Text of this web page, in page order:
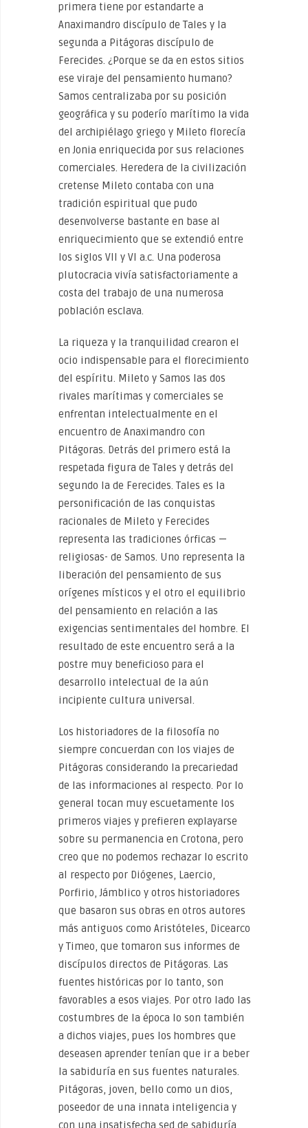
primera tiene por estandarte a
Anaximandro discípulo de Tales y la
segunda a Pitágoras discípulo de
Ferecides. ¿Porque se da en estos sitios
ese viraje del pensamiento humano?
Samos centralizaba por su posición
geográfica y su poderío marítimo la vida
del archipiélago griego y Mileto florecía
en Jonia enriquecida por sus relaciones
comerciales. Heredera de la civilización
cretense Mileto contaba con una
tradición espiritual que pudo
desenvolverse bastante en base al
enriquecimiento que se extendió entre
los siglos VII y VI a.c. Una poderosa
plutocracia vivía satisfactoriamente a
costa del trabajo de una numerosa
población esclava.
La riqueza y la tranquilidad crearon el
ocio indispensable para el florecimiento
del espíritu. Mileto y Samos las dos
rivales marítimas y comerciales se
enfrentan intelectualmente en el
encuentro de Anaximandro con
Pitágoras. Detrás del primero está la
respetada figura de Tales y detrás del
segundo la de Ferecides. Tales es la
personificación de las conquistas
racionales de Mileto y Ferecides
representa las tradiciones órficas —
religiosas- de Samos. Uno representa la
liberación del pensamiento de sus
orígenes místicos y el otro el equilibrio
del pensamiento en relación a las
exigencias sentimentales del hombre. El
resultado de este encuentro será a la
postre muy beneficioso para el
desarrollo intelectual de la aún
incipiente cultura universal.
Los historiadores de la filosofía no
siempre concuerdan con los viajes de
Pitágoras considerando la precariedad
de las informaciones al respecto. Por lo
general tocan muy escuetamente los
primeros viajes y prefieren explayarse
sobre su permanencia en Crotona, pero
creo que no podemos rechazar lo escrito
al respecto por Diógenes, Laercio,
Porfirio, Jámblico y otros historiadores
que basaron sus obras en otros autores
más antiguos como Aristóteles, Dicearco
y Timeo, que tomaron sus informes de
discípulos directos de Pitágoras. Las
fuentes históricas por lo tanto, son
favorables a esos viajes. Por otro lado las
costumbres de la época lo son también
a dichos viajes, pues los hombres que
deseasen aprender tenían que ir a beber
la sabiduría en sus fuentes naturales.
Pitágoras, joven, bello como un dios,
poseedor de una innata inteligencia y
con una insatisfecha sed de sabiduría,